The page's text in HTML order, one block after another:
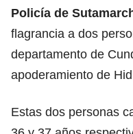
Policía de
flagrancia a dos
departamento de
apoderamiento de
Estas dos personas